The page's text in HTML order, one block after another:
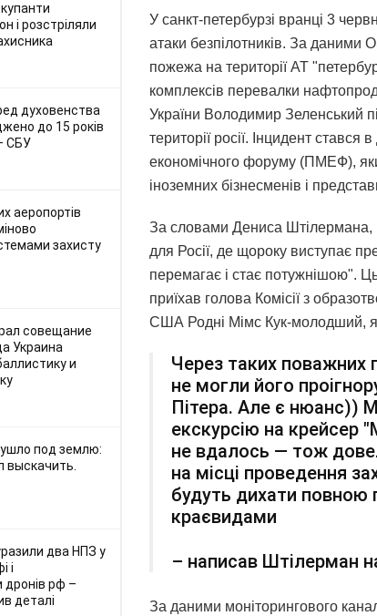
і розстріляли
духовенства
до 15 років
СБУ
аеропортів
захисту
совещание
Украина
и
под землю:
выскачить.
два НПЗ у
і
дронів рф –
деталі
У санкт-петербурзі вранці 3
атаки безпілотників. За даними
пожежа на території АТ
комплексів перевалки
України Володимир Зеленський
території росії. Інцидент
економічного форуму (ПМЕФ),
іноземних бізнесменів і
За словами Дениса Штілермана,
для Росії, де щороку виступає
перемагає і стає потужнішою".
приїхав голова Комісії з
США Родні Мімс Кук-молодший,
Через таких поважних
не могли його
Пітера. Але є нюанс))
екскурсію на крейсер
не вдалось — тож
на місці проведення
будуть дихати
краєвидами
– написав Штілерман
За даними моніторингового